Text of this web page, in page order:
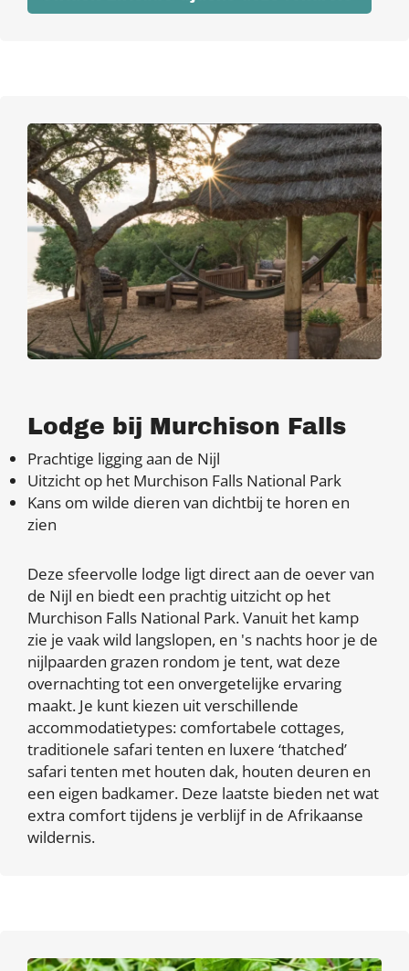
Lodge bij Murchison Falls
Prachtige ligging aan de Nijl
Uitzicht op het Murchison Falls National Park
Kans om wilde dieren van dichtbij te horen en
zien
Deze sfeervolle lodge ligt direct aan de oever van
de Nijl en biedt een prachtig uitzicht op het
Murchison Falls National Park. Vanuit het kamp
zie je vaak wild langslopen, en 's nachts hoor je de
nijlpaarden grazen rondom je tent, wat deze
overnachting tot een onvergetelijke ervaring
maakt. Je kunt kiezen uit verschillende
accommodatietypes: comfortabele cottages,
traditionele safari tenten en luxere ‘thatched’
safari tenten met houten dak, houten deuren en
een eigen badkamer. Deze laatste bieden net wat
extra comfort tijdens je verblijf in de Afrikaanse
wildernis.